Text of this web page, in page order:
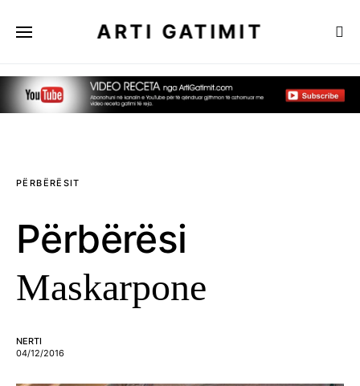
ARTI GATIMIT
PËRBËRËSIT
Përbërësi
Maskarpone
NERTI
04/12/2016